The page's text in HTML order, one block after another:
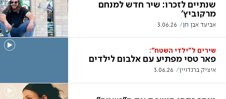
שנתיים לזכרו: שיר חדש למנחם
מרקוביץ'
אביעד אבן חן 3.06.26
שירים ל"ילדי השטח":
פאר טסי מפתיע עם אלבום לילדים
איציק ברנדויין 3.06.26